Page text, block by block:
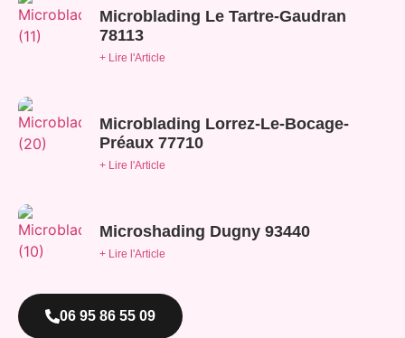
Microblading Le Tartre-Gaudran
78113
+ Lire l'Article
Microblading Lorrez-Le-Bocage-
Préaux 77710
+ Lire l'Article
Microshading Dugny 93440
+ Lire l'Article
06 95 86 55 09